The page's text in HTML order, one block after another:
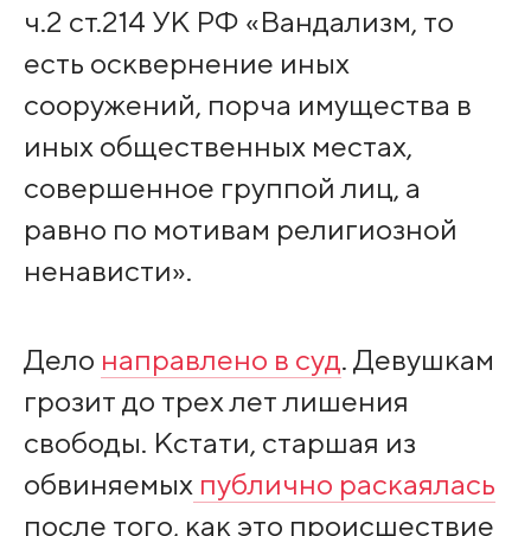
ч.2 ст.214 УК РФ «Вандализм, то
есть осквернение иных
сооружений, порча имущества в
иных общественных местах,
совершенное группой лиц, а
равно по мотивам религиозной
ненависти».
Дело направлено в суд. Девушкам
грозит до трех лет лишения
свободы. Кстати, старшая из
обвиняемых публично раскаялась
после того, как это происшествие